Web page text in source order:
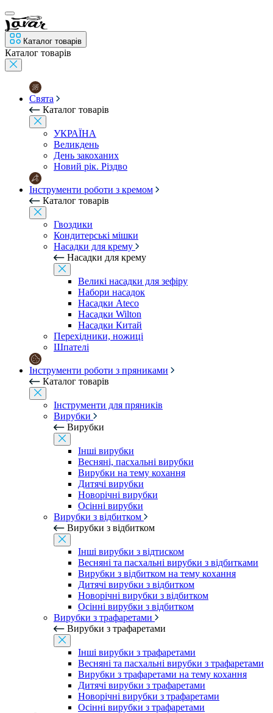
Каталог товарів
Каталог товарів
Свята
Каталог товарів
УКРАЇНА
Великдень
День закоханих
Новий рік. Різдво
Інструменти роботи з кремом
Каталог товарів
Гвоздики
Кондитерські мішки
Насадки для крему
Насадки для крему
Великі насадки для зефіру
Набори насадок
Насадки Ateco
Насадки Wilton
Насадки Китай
Перехідники, ножиці
Шпателі
Інструменти роботи з пряниками
Каталог товарів
Інструменти для пряників
Вирубки
Вирубки
Інші вирубки
Весняні, пасхальні вирубки
Вирубки на тему кохання
Дитячі вирубки
Новорічні вирубки
Осінні вирубки
Вирубки з відбитком
Вирубки з відбитком
Інші вирубки з відтиском
Весняні та пасхальні вирубки з відбитками
Вирубки з відбитком на тему кохання
Дитячі вирубки з відбитком
Новорічні вирубки з відбитком
Осінні вирубки з відбитком
Вирубки з трафаретами
Вирубки з трафаретами
Інші вирубки з трафаретами
Весняні та пасхальні вирубки з трафаретами
Вирубки з трафаретами на тему кохання
Дитячі вирубки з трафаретами
Новорічні вирубки з трафаретами
Осінні вирубки з трафаретами